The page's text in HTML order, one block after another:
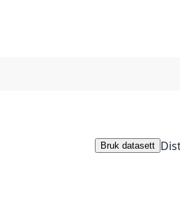
Bruk datasett